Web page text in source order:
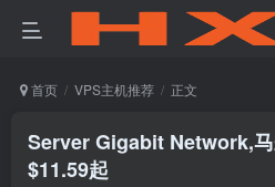
首页 VPS主机推荐 正文
Server Gigabit Network,
$11.59起